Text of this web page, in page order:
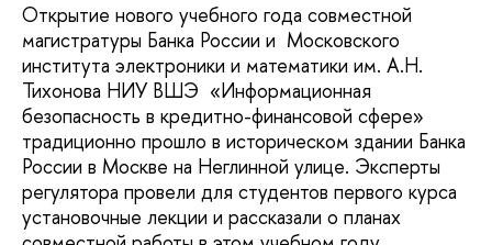
Открытие нового учебного года совместной
магистратуры Банка России и Московского
института электроники и математики им. А.Н.
Тихонова НИУ ВШЭ «Информационная
безопасность в кредитно-финансовой сфере»
традиционно прошло в историческом здании Банка
России в Москве на Неглинной улице. Эксперты
регулятора провели для студентов первого курса
установочные лекции и рассказали о планах